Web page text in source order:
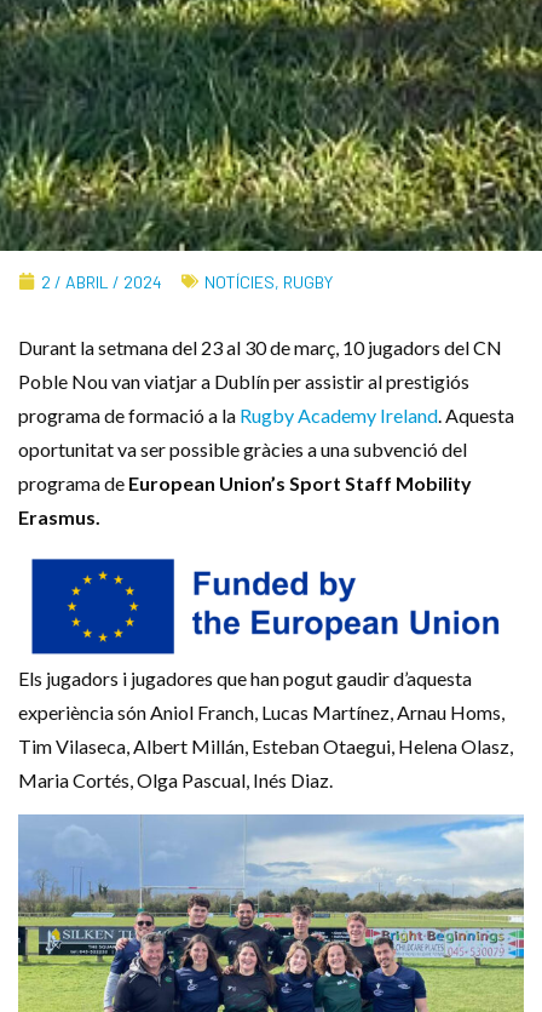
2 / ABRIL / 2024 NOTÍCIES, RUGBY
Durant la setmana del 23 al 30 de març, 10 jugadors del CN
Poble Nou van viatjar a Dublín per assistir al prestigiós
programa de formació a la Rugby Academy Ireland . Aquesta
oportunitat va ser possible gràcies a una subvenció del
programa de European Union’s Sport Staff Mobility
Erasmus.
Els jugadors i jugadores que han pogut gaudir d’aquesta
experiència són Aniol Franch, Lucas Martínez, Arnau Homs,
Tim Vilaseca, Albert Millán, Esteban Otaegui, Helena Olasz,
Maria Cortés, Olga Pascual, Inés Diaz.